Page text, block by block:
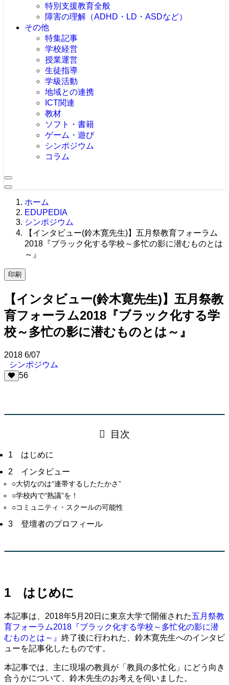
特別支援教育全般
障害の理解（ADHD・LD・ASDなど）
その他
特集記事
学校経営
授業運営
生徒指導
学級活動
地域との連携
ICT関連
教材
ソフト・書籍
ゲーム・遊び
シンポジウム
コラム
ホーム
EDUPEDIA
シンポジウム
【インタビュー(鈴木寛先生)】五月祭教育フォーラム
2018『ブラック化する学校～多忙の影に潜むものとは
～』
印刷
【インタビュー(鈴木寛先生)】五月祭教
育フォーラム2018『ブラック化する学
校～多忙の影に潜むものとは～』
2018 6/07
シンポジウム
56
目次
1 はじめに
2 インタビュー
○大切なのは“連帯するしたたかさ”
○学校内で“熟議”を！
○コミュニティ・スクールの可能性
3 登壇者のプロフィール
1 はじめに
本記事は、2018年5月20日に東京大学で開催された五月祭教
育フォーラム2018『ブラック化する学校～多忙化の影に潜
むものとは～』 終了後に行われた、鈴木寛先生へのインタビ
ューを記事化したものです。
本記事では、主に現場の教員が「教員の多忙化」にどう向き
合うかについて、鈴木先生のお考えを伺いました。